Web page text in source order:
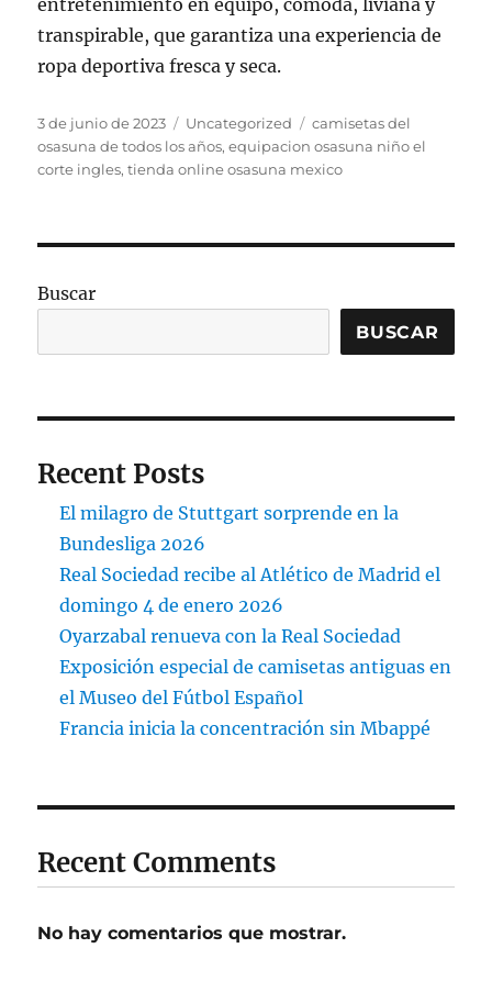
entretenimiento en equipo, cómoda, liviana y
transpirable, que garantiza una experiencia de
ropa deportiva fresca y seca.
Publicado
el
3 de junio de 2023 Categorías
Uncategorized Etiquetas
camisetas del
osasuna de todos los años,equipacion osasuna niño el
corte ingles,tienda online osasuna mexico
Buscar
BUSCAR
Recent Posts
El milagro de Stuttgart sorprende en la
Bundesliga 2026
Real Sociedad recibe al Atlético de Madrid el
domingo 4 de enero 2026
Oyarzabal renueva con la Real Sociedad
Exposición especial de camisetas antiguas en
el Museo del Fútbol Español
Francia inicia la concentración sin Mbappé
Recent Comments
No hay comentarios que mostrar.